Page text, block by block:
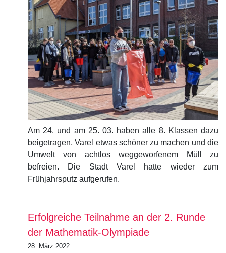
Am 24. und am 25. 03. haben alle 8. Klassen dazu
beigetragen, Varel etwas schöner zu machen und die
Umwelt von achtlos weggeworfenem Müll zu
befreien. Die Stadt Varel hatte wieder zum
Frühjahrsputz aufgerufen.
Erfolgreiche Teilnahme an der 2. Runde
der Mathematik-Olympiade
28. März 2022